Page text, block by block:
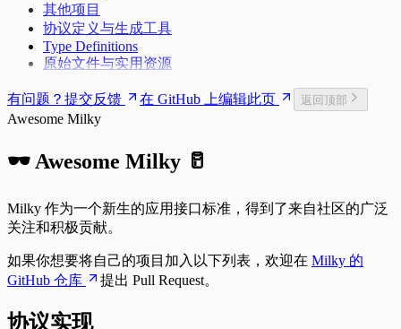
其他项目
协议定义与生成工具
Type Definitions
原始文件与实用资源
有问题？提交反馈 在 GitHub 上编辑此页 返回顶部
Awesome Milky
🕶️ Awesome Milky 🥛
Milky 作为一个新生的应用接口标准，得到了来自社区的广泛
关注和积极贡献。
如果你想要将自己的项目加入以下列表，欢迎在 Milky 的
GitHub 仓库
提出 Pull Request。
协议实现